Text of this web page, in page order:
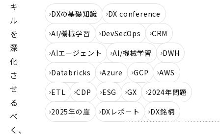
キ
ル
を
深
化
さ
せ
る
べ
く、
DXの基礎知識
DX conference
AI/機械学習
DevSecOps
CRM
AIエージェント
AI/機械学習
DWH
Databricks
Azure GCP
AWS
ETL
CDP ESG GX
2024年問題
2025年の崖
DXレポート DX銘柄